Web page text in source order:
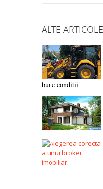
ALTE ARTICOLE
bune conditii